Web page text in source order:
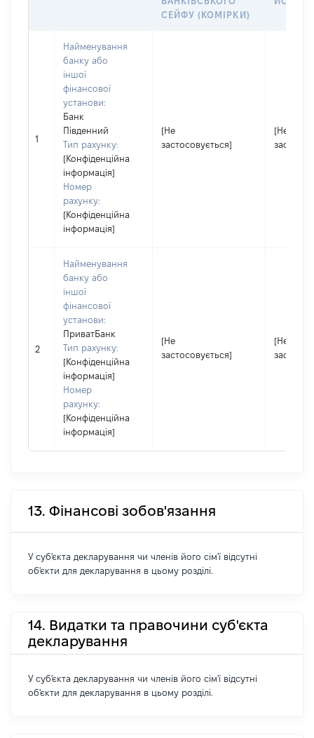
СЕЙФУ (КОМІРКИ)
1
Найменування
банку або
іншої
фінансової
установи:
Банк
Південний
Тип рахунку:
[Конфіденційна
інформація]
Номер
рахунку:
[Конфіденційна
інформація]
[Не
застосовується]
[Не
2
Найменування
банку або
іншої
фінансової
установи:
ПриватБанк
Тип рахунку:
[Конфіденційна
інформація]
Номер
рахунку:
[Конфіденційна
інформація]
[Не
застосовується]
[Не
13. Фінансові зобов'язання
У суб'єкта декларування чи членів його сім'ї відсутні
об'єкти для декларування в цьому розділі.
14. Видатки та правочини суб'єкта
декларування
У суб'єкта декларування чи членів його сім'ї відсутні
об'єкти для декларування в цьому розділі.